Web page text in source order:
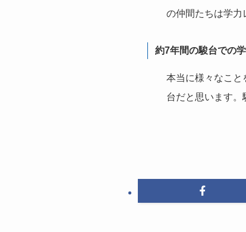
の仲間たちは学力
約7年間の駿台での
本当に様々なこと
台だと思います。